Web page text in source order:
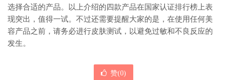
选择合适的产品。以上介绍的四款产品在国家认证排行榜上表
现突出，值得一试。不过还需要提醒大家的是，在使用任何美
容产品之前，请务必进行皮肤测试，以避免过敏和不良反应的
发生。
赞(0)